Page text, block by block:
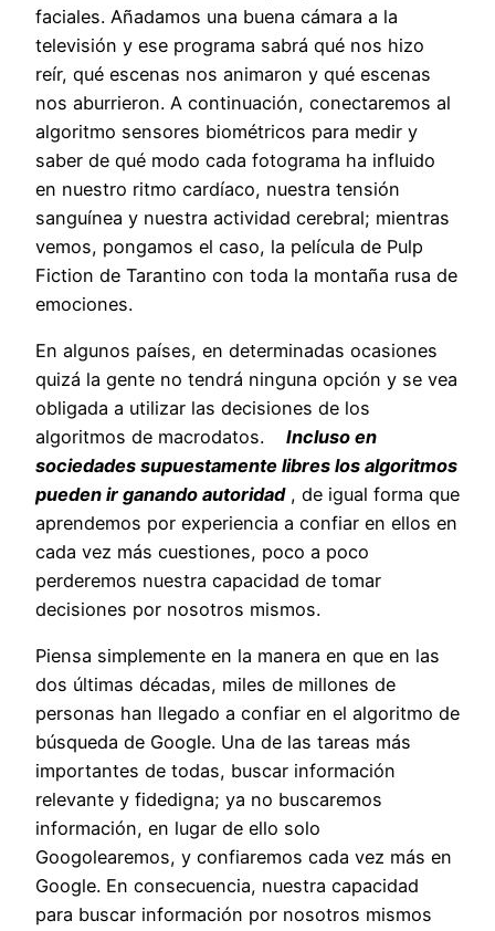
faciales. Añadamos una buena cámara a la
televisión y ese programa sabrá qué nos hizo
reír, qué escenas nos animaron y qué escenas
nos aburrieron. A continuación, conectaremos al
algoritmo sensores biométricos para medir y
saber de qué modo cada fotograma ha influido
en nuestro ritmo cardíaco, nuestra tensión
sanguínea y nuestra actividad cerebral; mientras
vemos, pongamos el caso, la película de Pulp
Fiction de Tarantino con toda la montaña rusa de
emociones.
En algunos países, en determinadas ocasiones
quizá la gente no tendrá ninguna opción y se vea
obligada a utilizar las decisiones de los
algoritmos de macrodatos.
Incluso en
sociedades supuestamente libres los algoritmos
pueden ir ganando autoridad , de igual forma que
aprendemos por experiencia a confiar en ellos en
cada vez más cuestiones, poco a poco
perderemos nuestra capacidad de tomar
decisiones por nosotros mismos.
Piensa simplemente en la manera en que en las
dos últimas décadas, miles de millones de
personas han llegado a confiar en el algoritmo de
búsqueda de Google. Una de las tareas más
importantes de todas, buscar información
relevante y fidedigna; ya no buscaremos
información, en lugar de ello solo
Googolearemos, y confiaremos cada vez más en
Google. En consecuencia, nuestra capacidad
para buscar información por nosotros mismos